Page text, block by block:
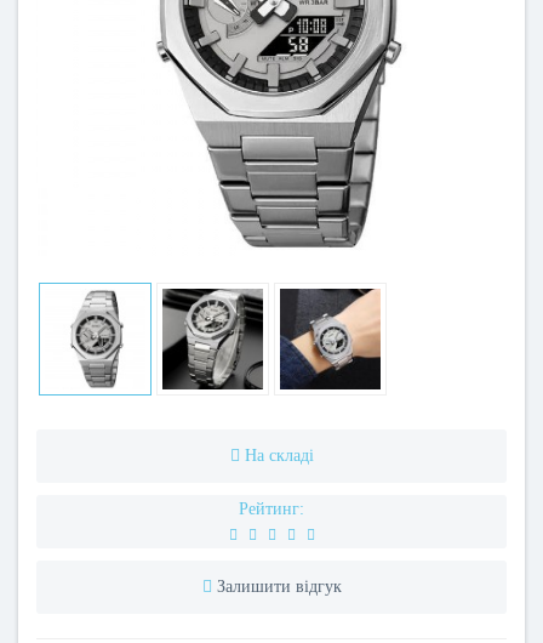
На складі
Рейтинг:
Залишити відгук